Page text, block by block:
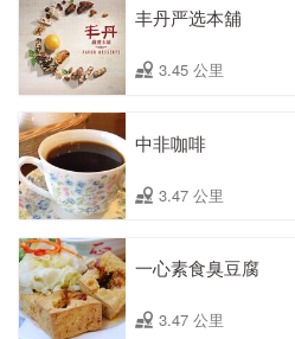
丰丹严选本舖
3.45 公里
中非咖啡
3.47 公里
一心素食臭豆腐
3.47 公里